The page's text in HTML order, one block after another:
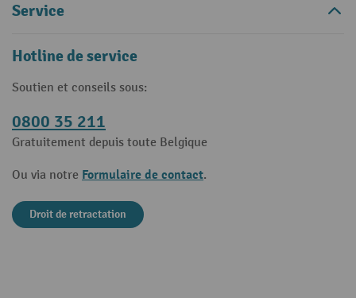
Service
Hotline de service
Soutien et conseils sous:
0800 35 211
Gratuitement depuis toute Belgique
Ou via notre Formulaire de contact.
Droit de retractation